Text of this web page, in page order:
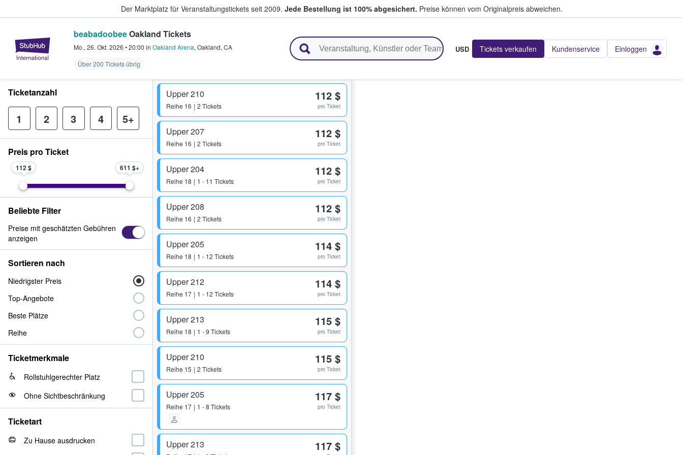
Der Marktplatz für Veranstaltungstickets seit 2009. Jede Bestellung ist 100% abgesichert. Preise können vom Originalpreis abweichen.
StubHub - Wo Fans Tickets kaufen & verkaufen
beabadoobeeOakland Tickets
Mo., 26. Okt. 2026 •20:00 in Oakland Arena, Oakland, CA
Über 200 Tickets übrig
USD Tickets verkaufen Kundenservice Einloggen
Upper 210
Reihe 16 2 Tickets
112 $
pro Ticket
Upper 207
Reihe 16 2 Tickets
112 $
pro Ticket
Upper 204
Reihe 18 1 - 11 Tickets
112 $
pro Ticket
Upper 208
Reihe 16 2 Tickets
112 $
pro Ticket
Upper 205
Reihe 18 1 - 12 Tickets
114 $
pro Ticket
Upper 212
Reihe 17 1 - 12 Tickets
114 $
pro Ticket
Upper 213
Reihe 18 1 - 9 Tickets
115 $
pro Ticket
Upper 210
Reihe 15 2 Tickets
115 $
pro Ticket
Upper 205
Reihe 17 1 - 8 Tickets
117 $
pro Ticket
Upper 213 117 $
Ticketanzahl
1 2 3 4 5+
Preis pro Ticket
112 $ 611 $
Beliebte Filter
Preise mit geschätzten Gebühren
anzeigen
Sortieren nach
Niedrigster Preis
Top-Angebote
Beste Plätze
Reihe
Ticketmerkmale
Rollstuhlgerechter Platz
Ohne Sichtbeschränkung
Ticketart
Zu Hause ausdrucken